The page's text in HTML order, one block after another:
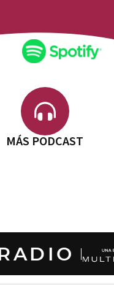
MÁS PODCAST
RADIO